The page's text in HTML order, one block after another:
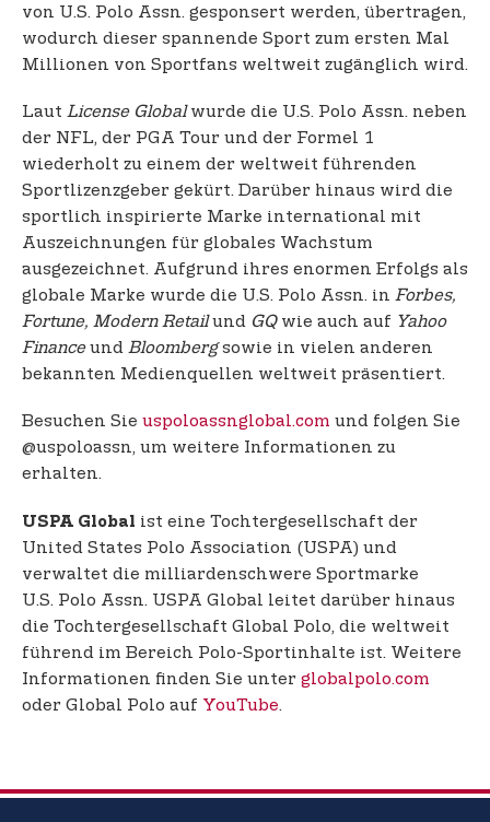
von U.S. Polo Assn. gesponsert werden, übertragen,
wodurch dieser spannende Sport zum ersten Mal
Millionen von Sportfans weltweit zugänglich wird.
Laut License Globalwurde die U.S. Polo Assn. neben
der NFL, der PGA Tour und der Formel 1
wiederholt zu einem der weltweit führenden
Sportlizenzgeber gekürt. Darüber hinaus wird die
sportlich inspirierte Marke international mit
Auszeichnungen für globales Wachstum
ausgezeichnet. Aufgrund ihres enormen Erfolgs als
globale Marke wurde die U.S. Polo Assn. in Forbes,
Fortune, Modern Retailund GQwie auch auf Yahoo
Financeund Bloombergsowie in vielen anderen
bekannten Medienquellen weltweit präsentiert.
Besuchen Sie uspoloassnglobal.com und folgen Sie
@uspoloassn, um weitere Informationen zu
erhalten.
USPA Global ist eine Tochtergesellschaft der
United States Polo Association (USPA) und
verwaltet die milliardenschwere Sportmarke
U.S. Polo Assn. USPA Global leitet darüber hinaus
die Tochtergesellschaft Global Polo, die weltweit
führend im Bereich Polo-Sportinhalte ist. Weitere
Informationen finden Sie unter globalpolo.com
oder Global Polo auf YouTube.